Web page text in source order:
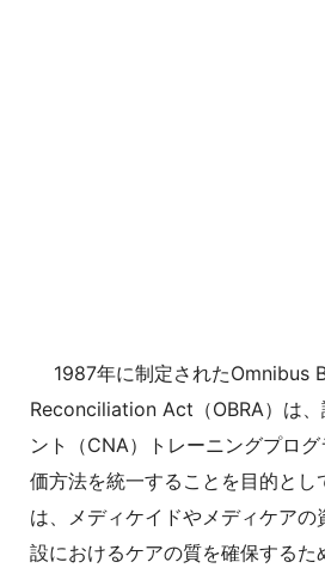
1987年に制定されたOmnibus
Reconciliation Act（OBRA）は、
ント（CNA）トレーニングプロ
価方法を統一することを目的とし
は、メディケイドやメディケアの
設におけるケアの質を確保するた